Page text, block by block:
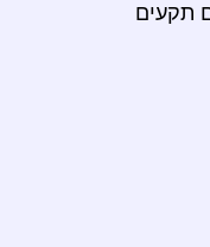
תקעים